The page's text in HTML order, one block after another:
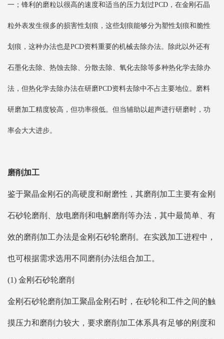
一；锋利的磨粒以很高的速度和适当的压力划过PCD，在金刚石晶
粒外表发生很多的损害性划痕，这些划痕能够分为塑性划痕和脆性
划痕，这种办法也是PCD资料重要的机械去除办法。除此以外还有
石墨化去除、热蚀去除、分散去除、氧化去除等多种热化学去除办
法，但热化学去除办法在研磨PCD资料去除中不占主要地位。磨料
研磨加工精度较高，但功率很低。但当辅助以超声进行研磨时，功
率会大大进步。
磨削加工
鉴于聚晶金刚石的高硬度和耐磨性，其磨削加工主要有金刚
石砂轮磨削、放电磨削和电解磨削等办法，其中最简单、有
效的磨削加工办法是金刚石砂轮磨削。在实践加工进程中，
也可根据需求选用不同磨削办法组合加工。
(1) 金刚石砂轮磨削
金刚石砂轮磨削加工聚晶金刚石时，在砂轮和工件之间的触
摸压力和磨削力较大，要求磨削加工体系具有足够的刚度和